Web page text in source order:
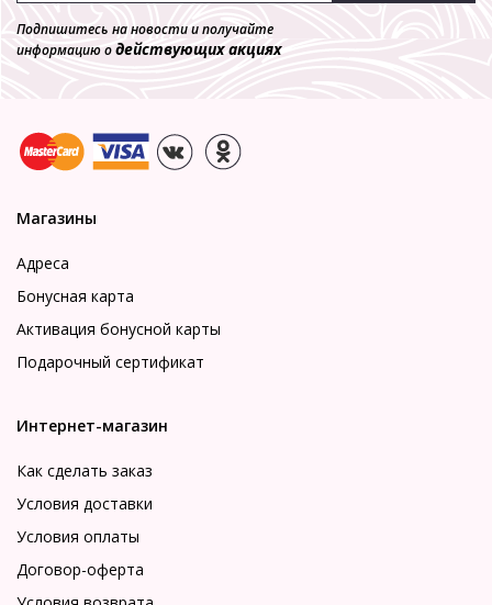
Подпишитесь на новости и получайте
информацию одействующих акциях
Магазины
Адреса
Бонусная карта
Активация бонусной карты
Подарочный сертификат
Интернет-магазин
Как сделать заказ
Условия доставки
Условия оплаты
Договор-оферта